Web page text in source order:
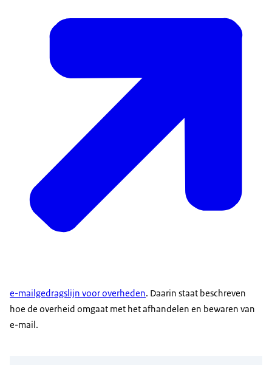
e-mailgedragslijn voor overheden. Daarin staat beschreven
hoe de overheid omgaat met het afhandelen en bewaren van
e-mail.